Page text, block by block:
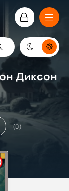
Диксон
(0)